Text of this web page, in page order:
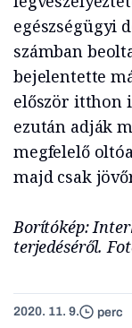
egészségügyi
számban
bejelentette
először itthon
ezután adják
megfelelő
majd csak
Borítókép:
terjedéséről.
2020. 11. 9. perc